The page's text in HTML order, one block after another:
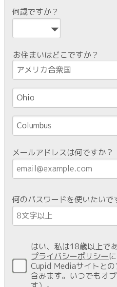
何歳ですか？
お住まいはどこですか？
メールアドレスは何ですか？
何のパスワードを使いたいで
はい、私は18歳以上であ
プライバシーポリシー
Cupid Mediaサイトとの
含みます。いつでもオ